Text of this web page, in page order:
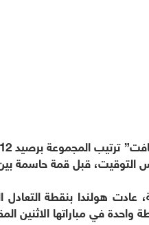
التوقيت، قبل قمة حاسمة بين
عادت هولندا بنقطة
واحدة في مباراتها الاثنين